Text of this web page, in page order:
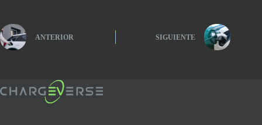
ANTERIOR SIGUIENTE